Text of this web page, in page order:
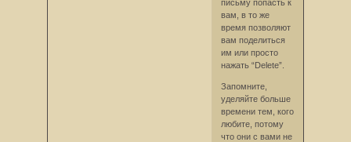
письму попасть к
вам, в то же
время позволяют
вам поделиться
им или просто
нажать “Delete”.
Запомните,
уделяйте больше
времени тем, кого
любите, потому
что они с вами не